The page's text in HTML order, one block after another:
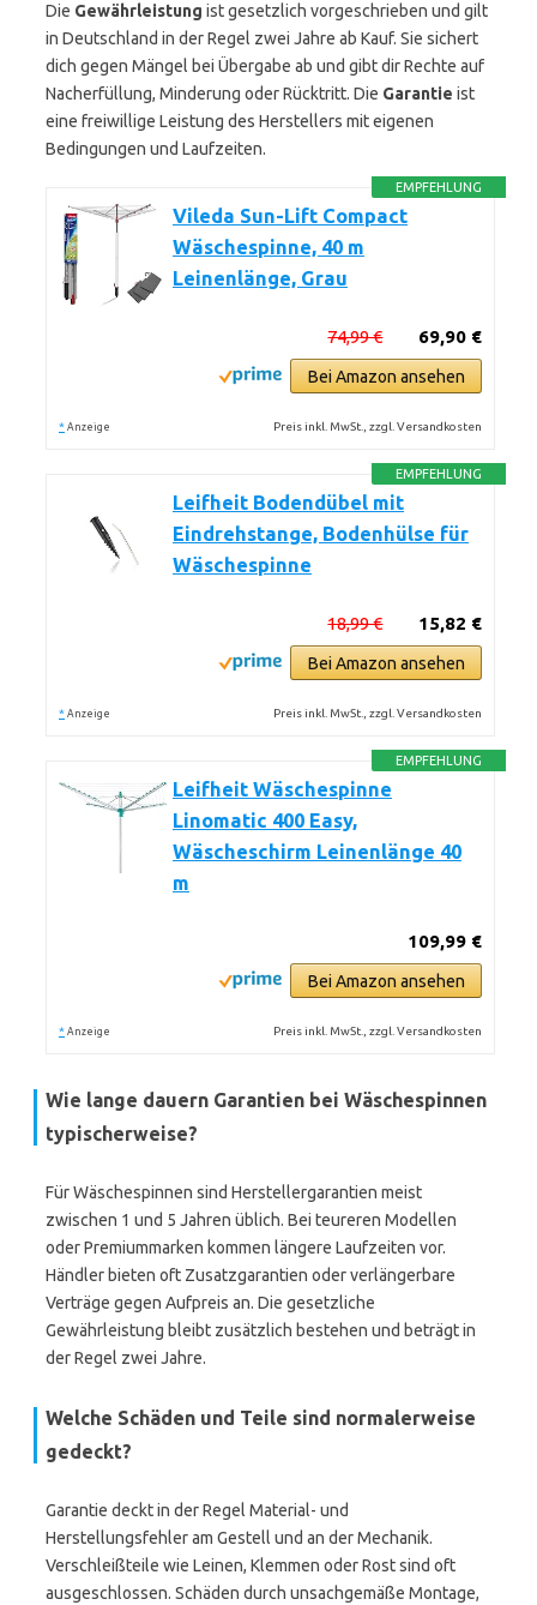
Die Gewährleistung ist gesetzlich vorgeschrieben und gilt
in Deutschland in der Regel zwei Jahre ab Kauf. Sie sichert
dich gegen Mängel bei Übergabe ab und gibt dir Rechte auf
Nacherfüllung, Minderung oder Rücktritt. Die Garantie ist
eine freiwillige Leistung des Herstellers mit eigenen
Bedingungen und Laufzeiten.
EMPFEHLUNG
Vileda Sun-Lift Compact
Wäschespinne, 40 m
Leinenlänge, Grau
69,90 €
74,99 €
Bei Amazon ansehen
* Anzeige Preis inkl. MwSt., zzgl. Versandkosten
EMPFEHLUNG
Leifheit Bodendübel mit
Eindrehstange, Bodenhülse für
Wäschespinne
15,82 €
18,99 €
Bei Amazon ansehen
* Anzeige Preis inkl. MwSt., zzgl. Versandkosten
EMPFEHLUNG
Leifheit Wäschespinne
Linomatic 400 Easy,
Wäscheschirm Leinenlänge 40
m
109,99 €
Bei Amazon ansehen
* Anzeige Preis inkl. MwSt., zzgl. Versandkosten
Wie lange dauern Garantien bei Wäschespinnen
typischerweise?
Für Wäschespinnen sind Herstellergarantien meist
zwischen 1 und 5 Jahren üblich. Bei teureren Modellen
oder Premiummarken kommen längere Laufzeiten vor.
Händler bieten oft Zusatzgarantien oder verlängerbare
Verträge gegen Aufpreis an. Die gesetzliche
Gewährleistung bleibt zusätzlich bestehen und beträgt in
der Regel zwei Jahre.
Welche Schäden und Teile sind normalerweise
gedeckt?
Garantie deckt in der Regel Material- und
Herstellungsfehler am Gestell und an der Mechanik.
Verschleißteile wie Leinen, Klemmen oder Rost sind oft
ausgeschlossen. Schäden durch unsachgemäße Montage,